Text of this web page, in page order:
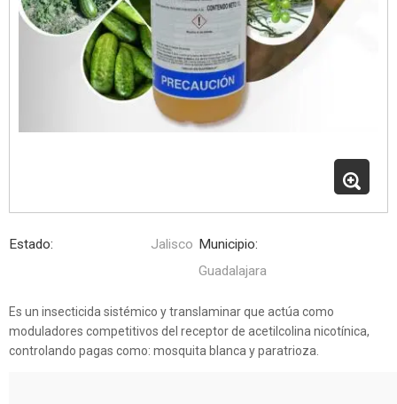
Estado: Jalisco Municipio:
Guadalajara
Es un insecticida sistémico y translaminar que actúa como
moduladores competitivos del receptor de acetilcolina nicotínica,
controlando pagas como: mosquita blanca y paratrioza.